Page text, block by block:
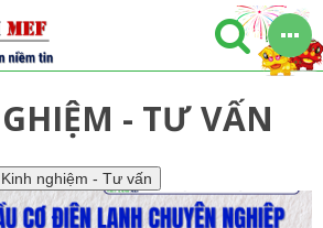
- TƯ VẤN
Kinh nghiệm - Tư vấn